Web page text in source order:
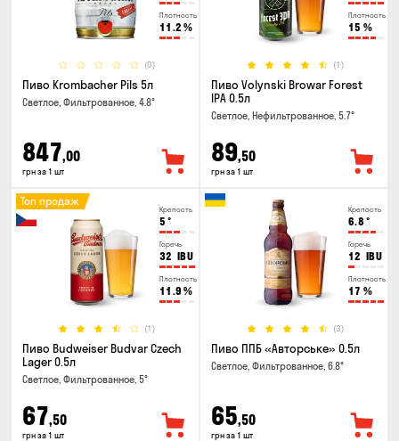
Плотность
11.2 %
(0)
Пиво Krombacher Pils 5л
Светлое, Фильтрованное, 4.8°
847,00
грн за 1 шт
Плотность
15 %
(1)
Пиво Volynski Browar Forest
IPA 0.5л
Светлое, Нефильтрованное, 5.7°
89,50
грн за 1 шт
Крепость
5 °
Горечь
32 IBU
Плотность
11.9 %
(1)
Топ продаж
Пиво Budweiser Budvar Czech
Lager 0.5л
Светлое, Фильтрованное, 5°
67,50
грн за 1 шт
Крепость
6.8 °
Горечь
12 IBU
Плотность
17 %
(3)
Пиво ППБ «Авторське» 0.5л
Светлое, Фильтрованное, 6.8°
65,50
грн за 1 шт